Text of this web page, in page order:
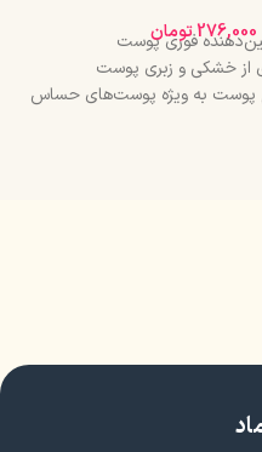
276,000تومان
فوری پوست
از خشکی و زبری پوست
پوست به ویژه پوست‌های حساس